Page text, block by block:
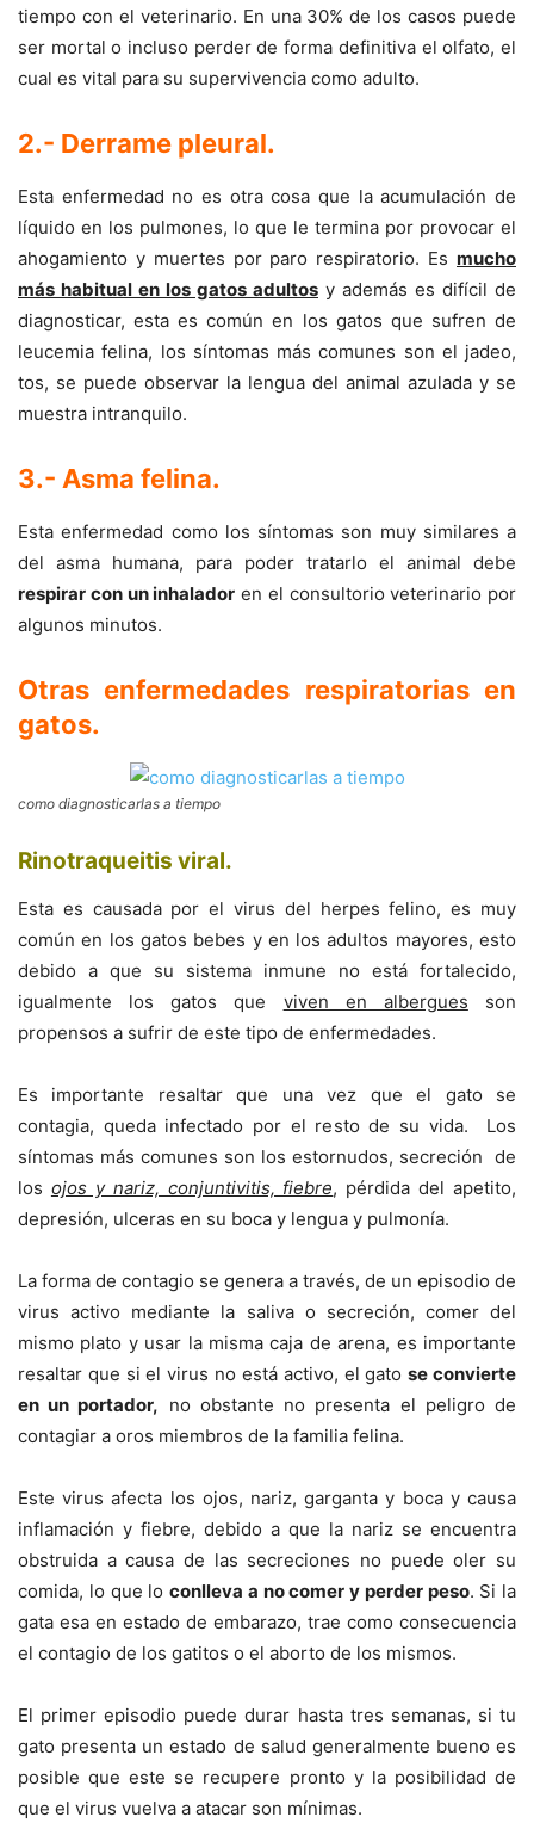
tiempo con el veterinario. En una 30% de los casos puede
ser mortal o incluso perder de forma definitiva el olfato, el
cual es vital para su supervivencia como adulto.
2.- Derrame pleural.
Esta enfermedad no es otra cosa que la acumulación de
líquido en los pulmones, lo que le termina por provocar el
ahogamiento y muertes por paro respiratorio. Es mucho
más habitual en los gatos adultos y además es difícil de
diagnosticar, esta es común en los gatos que sufren de
leucemia felina, los síntomas más comunes son el jadeo,
tos, se puede observar la lengua del animal azulada y se
muestra intranquilo.
3.- Asma felina.
Esta enfermedad como los síntomas son muy similares a
del asma humana, para poder tratarlo el animal debe
respirar con un inhalador en el consultorio veterinario por
algunos minutos.
Otras enfermedades respiratorias en
gatos.
como diagnosticarlas a tiempo
Rinotraqueitis viral.
Esta es causada por el virus del herpes felino, es muy
común en los gatos bebes y en los adultos mayores, esto
debido a que su sistema inmune no está fortalecido,
igualmente los gatos que viven en albergues son
propensos a sufrir de este tipo de enfermedades.
Es importante resaltar que una vez que el gato se
contagia, queda infectado por el resto de su vida. Los
síntomas más comunes son los estornudos, secreción de
los ojos y nariz, conjuntivitis, fiebre, pérdida del apetito,
depresión, ulceras en su boca y lengua y pulmonía.
La forma de contagio se genera a través, de un episodio de
virus activo mediante la saliva o secreción, comer del
mismo plato y usar la misma caja de arena, es importante
resaltar que si el virus no está activo, el gatose convierte
en un portador, no obstante no presenta el peligro de
contagiar a oros miembros de la familia felina.
Este virus afecta los ojos, nariz, garganta y boca y causa
inflamación y fiebre, debido a que la nariz se encuentra
obstruida a causa de las secreciones no puede oler su
comida, lo que lo conlleva a no comer y perder peso. Si la
gata esa en estado de embarazo, trae como consecuencia
el contagio de los gatitos o el aborto de los mismos.
El primer episodio puede durar hasta tres semanas, si tu
gato presenta un estado de salud generalmente bueno es
posible que este se recupere pronto y la posibilidad de
que el virus vuelva a atacar son mínimas.